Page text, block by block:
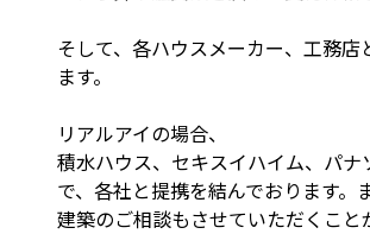
そして、各ハウスメーカー、工務
ます。
リアルアイの場合、
積水ハウス、セキスイハイム、パ
で、各社と提携を結んでおります
建築のご相談もさせていただくこと